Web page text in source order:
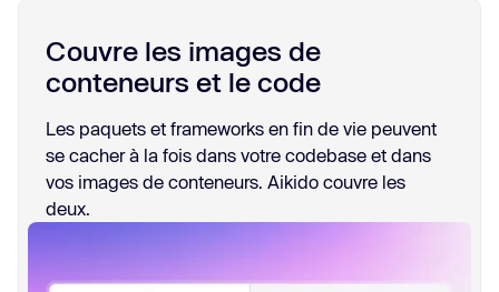
Couvre les images de
conteneurs et le code
Les paquets et frameworks en fin de vie peuvent
se cacher à la fois dans votre codebase et dans
vos images de conteneurs. Aikido couvre les
deux.